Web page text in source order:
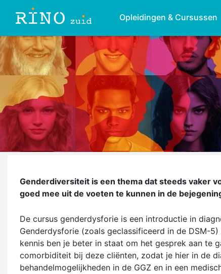
Opleidingen & Cursussen
Genderdiversiteit is een thema dat steeds vaker
goed mee uit de voeten te kunnen in de
De cursus genderdysforie is een introductie in
Genderdysforie (zoals geclassificeerd in de DSM-
kennis ben je beter in staat om het gesprek aan te
comorbiditeit bij deze cliënten, zodat je hier in de
behandelmogelijkheden in de GGZ en in een